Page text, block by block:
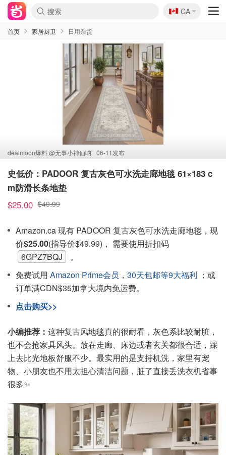
🇨🇦
CA
首页 家居厨卫 日用杂货
dealmoon爆料 @无事小神仙呐 06-11发布
史低价：PADOOR 复古灰色可水洗走廊地毯 61×183 c
m防滑长条地垫
$25.00 $49.99
Amazon.ca 现有 PADOOR 复古灰色可水洗走廊地毯，现
价$25.00(指导价$49.99)， 需要使用折扣码
6GPZ7BQJ
。
免费试用 Amazon Prime会员 ， 30天包邮等9大福利 ；或
订单满CDN$35加拿大境内免运费。
点击购买>>
小编推荐： 这种复古风地毯真的很耐看，灰色系比较耐脏，
也不会抢家具风头。放在走廊、床边或者玄关都很合适，踩
上去比光地板舒服不少。最实用的是支持机洗，家里有宠
物、小朋友也不用太担心清洁问题，脏了直接丢洗衣机省事
很多✨